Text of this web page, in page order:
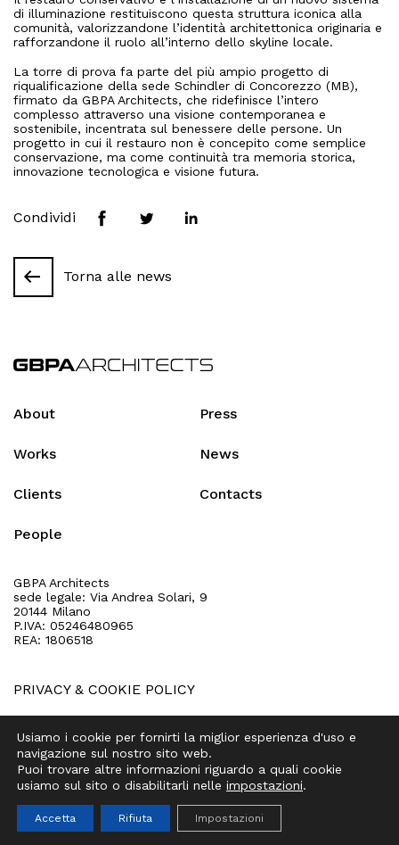
Retail
Hotel
People
News
Contacts
IT EN
di illuminazione restituiscono questa struttura iconica alla
comunità, valorizzandone l’identità architettonica originaria e
rafforzandone il ruolo all’interno dello skyline locale.
La torre di prova fa parte del più ampio progetto di
riqualificazione della sede Schindler di Concorezzo (MB),
firmato da GBPA Architects, che ridefinisce l’intero
complesso attraverso una visione contemporanea e
sostenibile, incentrata sul benessere delle persone. Un
progetto in cui il restauro non è concepito come semplice
conservazione, ma come continuità tra memoria storica,
innovazione tecnologica e visione futura.
Condividi
Torna alle news
About
Works
Clients
People
Press
News
Contacts
GBPA Architects
sede legale: Via Andrea Solari, 9
20144 Milano
P.IVA: 05246480965
REA: 1806518
PRIVACY& COOKIE POLICY
Usiamo i cookie per fornirti la miglior esperienza d'uso e
navigazione sul nostro sito web.
Puoi trovare altre informazioni riguardo a quali cookie
usiamo sul sito o disabilitarli nelle impostazioni.
Accetta Rifiuta Impostazioni